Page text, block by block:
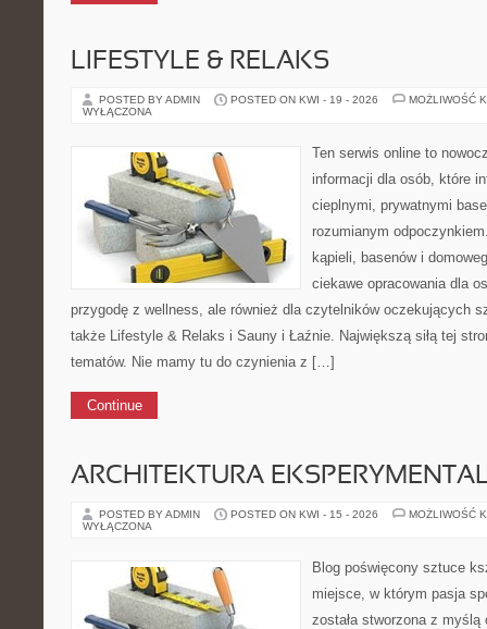
LIFESTYLE & RELAKS
POSTED BY ADMIN POSTED ON KWI - 19 - 2026
MOŻLIWOŚĆ
WYŁĄCZONA
Ten serwis online to
informacji dla osób, które
cieplnymi, prywatnymi
rozumianym
kąpieli, basenów i
ciekawe opracowania dla
przygodę z wellness, ale również dla czytelników oczekujących
także Lifestyle & Relaks i Sauny i Łaźnie. Największą siłą tej
tematów. Nie mamy tu do czynienia z […]
Continue
ARCHITEKTURA
POSTED BY ADMIN POSTED ON KWI - 15 - 2026
MOŻLIWOŚĆ
WYŁĄCZONA
Blog poświęcony sztuce
miejsce, w którym pasja
została stworzona z